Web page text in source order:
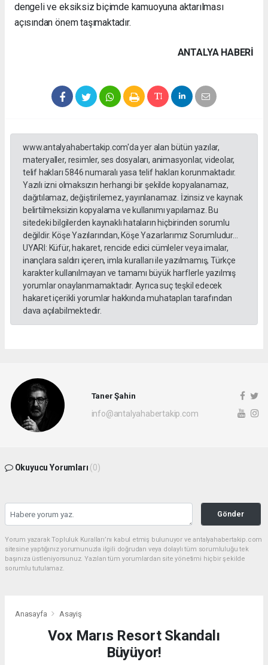
dengeli ve eksiksiz biçimde kamuoyuna aktarılması
açısından önem taşımaktadır.
ANTALYA HABERİ
www.antalyahabertakip.com'da yer alan bütün yazılar,
materyaller, resimler, ses dosyaları, animasyonlar, videolar,
telif hakları 5846 numaralı yasa telif hakları korunmaktadır.
Yazılı izni olmaksızın herhangi bir şekilde kopyalanamaz,
dağıtılamaz, değiştirilemez, yayınlanamaz. İzinsiz ve kaynak
belirtilmeksizin kopyalama ve kullanımı yapılamaz. Bu
sitedeki bilgilerden kaynaklı hataların hiçbirinden sorumlu
değildir. Köşe Yazılarından, Köşe Yazarlarımız Sorumludur...
UYARI: Küfür, hakaret, rencide edici cümleler veya imalar,
inançlara saldırı içeren, imla kuralları ile yazılmamış, Türkçe
karakter kullanılmayan ve tamamı büyük harflerle yazılmış
yorumlar onaylanmamaktadır. Ayrıca suç teşkil edecek
hakaret içerikli yorumlar hakkında muhatapları tarafından
dava açılabilmektedir.
Taner Şahin
info@antalyahabertakip.com
Okuyucu Yorumları (0)
Gönder
Yorum yazarak Topluluk Kuralları’nı kabul etmiş bulunuyor ve antalyahabertakip.com
sitesine yaptığınız yorumunuzla ilgili doğrudan veya dolaylı tüm sorumluluğu tek
başınıza üstleniyorsunuz. Yazılan tüm yorumlardan site yönetimi hiçbir şekilde
sorumlu tutulamaz.
Anasayfa Asayiş
Vox Marıs Resort Skandalı
Büyüyor!